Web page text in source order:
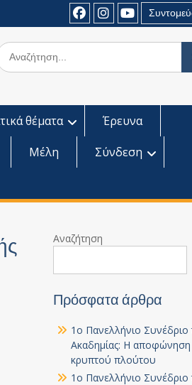
FacebookInstagram
Youtube
θέματα
Έρευνα
Μέλη
Σύνδεση
Αναζήτηση
Πρόσφατα άρθρα
1ο Πανελλήνιο Συνέδριο
Ακαδημίας: Η αποφώνηση
κρυπτού πλούτου
1ο Πανελλήνιο Συνέδριο